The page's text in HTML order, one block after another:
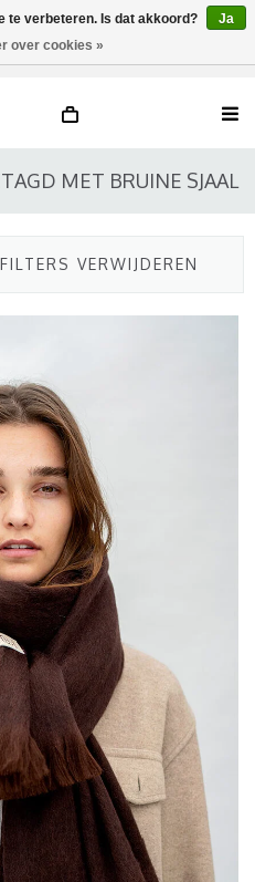
MET BRUINE SJAAL
FILTERS VERWIJDEREN
te verbeteren. Is dat akkoord?
Ja
over cookies »